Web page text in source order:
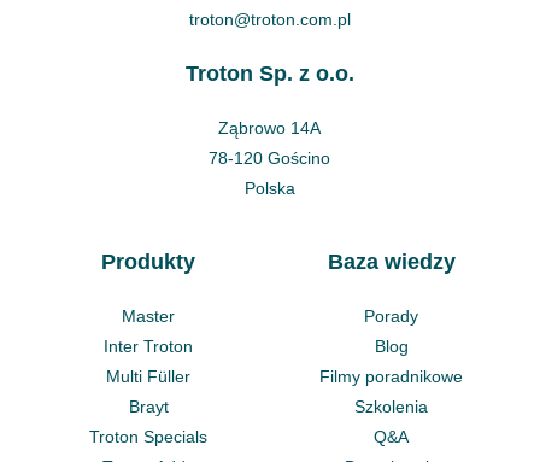
troton@troton.com.pl
Troton Sp. z o.o.
Ząbrowo 14A
78-120 Gościno
Polska
Produkty
Master
Inter Troton
Multi Füller
Brayt
Troton Specials
Baza wiedzy
Porady
Blog
Filmy poradnikowe
Szkolenia
Q&A